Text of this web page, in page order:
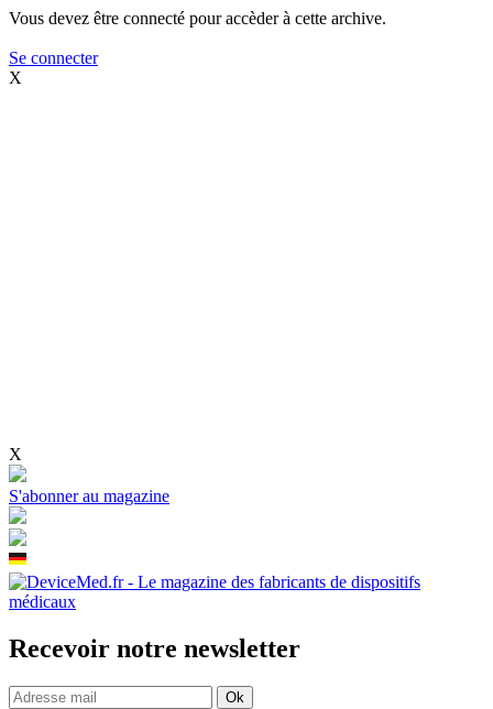
Vous devez être connecté pour accèder à cette archive.
Se connecter
X
X
S'abonner au magazine
Recevoir notre newsletter